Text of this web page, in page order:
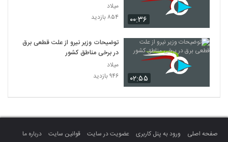
۰۰:۳۶
میلاد
۸۵۴ بازدید
۰۲:۵۵
توضیحات وزیر نیرو از علت قطعی برق
در برخی مناطق کشور
میلاد
۹۴۶ بازدید
صفحه اصلی ورود به پنل کاربری عضویت در سایت قوانین سایت
درباره ما